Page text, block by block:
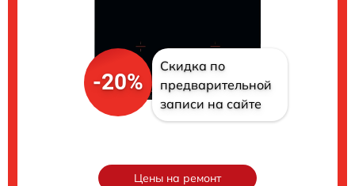
-20%
Скидка по
предварительной
записи на сайте
Цены на ремонт